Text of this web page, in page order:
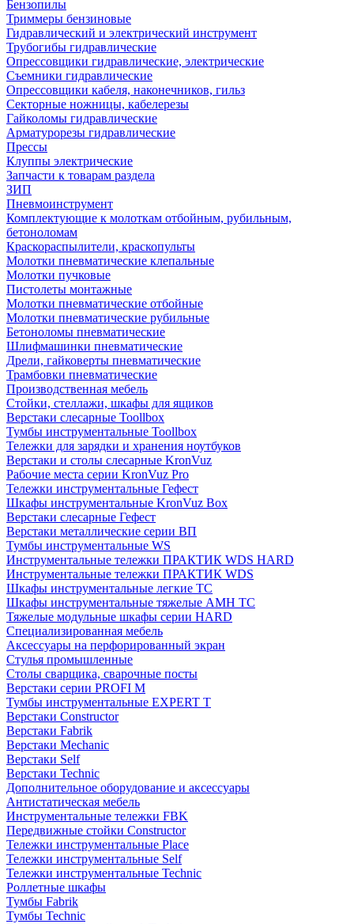
Бензопилы
Триммеры бензиновые
Гидравлический и электрический инструмент
Трубогибы гидравлические
Опрессовщики гидравлические, электрические
Съемники гидравлические
Опрессовщики кабеля, наконечников, гильз
Секторные ножницы, кабелерезы
Гайколомы гидравлические
Арматурорезы гидравлические
Прессы
Клуппы электрические
Запчасти к товарам раздела
ЗИП
Пневмоинструмент
Комплектующие к молоткам отбойным, рубильным,
бетоноломам
Краскораспылители, краскопульты
Молотки пневматические клепальные
Молотки пучковые
Пистолеты монтажные
Молотки пневматические отбойные
Молотки пневматические рубильные
Бетоноломы пневматические
Шлифмашинки пневматические
Дрели, гайковерты пневматические
Трамбовки пневматические
Производственная мебель
Стойки, стеллажи, шкафы для ящиков
Верстаки слесарные Toollbox
Тумбы инструментальные Toollbox
Тележки для зарядки и хранения ноутбуков
Верстаки и столы слесарные KronVuz
Рабочие места серии KronVuz Pro
Тележки инструментальные Гефест
Шкафы инструментальные KronVuz Box
Верстаки слесарные Гефест
Верстаки металлические серии ВП
Тумбы инструментальные WS
Инструментальные тележки ПРАКТИК WDS HARD
Инструментальные тележки ПРАКТИК WDS
Шкафы инструментальные легкие ТС
Шкафы инструментальные тяжелые AMH TC
Тяжелые модульные шкафы серии HARD
Cпециализированная мебель
Аксессуары на перфорированный экран
Стулья промышленные
Столы сварщика, сварочные посты
Верстаки серии PROFI M
Тумбы инструментальные EXPERT T
Верстаки Constructor
Верстаки Fabrik
Верстаки Mechanic
Верстаки Self
Верстаки Technic
Дополнительное оборудование и аксессуары
Антистатическая мебель
Инструментальные тележки FBK
Передвижные стойки Constructor
Тележки инструментальные Place
Тележки инструментальные Self
Тележки инструментальные Technic
Роллетные шкафы
Тумбы Fabrik
Тумбы Technic